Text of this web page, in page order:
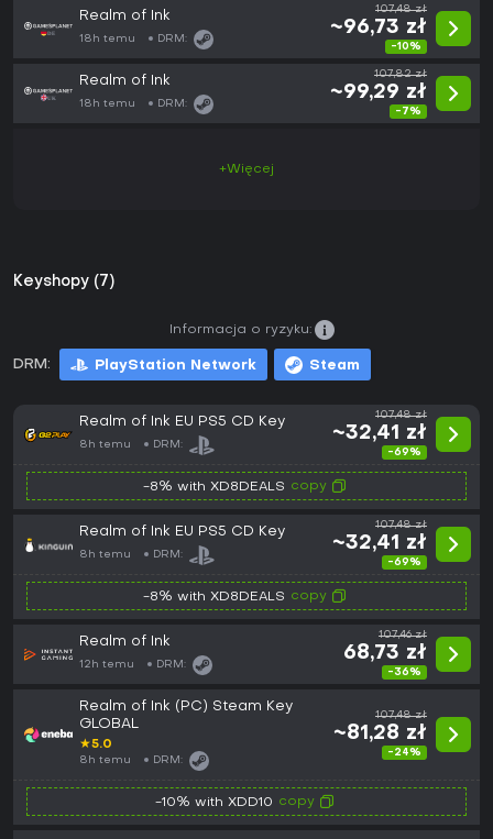
Realm of Ink
18h temu DRM:
107,48 zł
~96,73 zł
-10%
Realm of Ink
18h temu DRM:
107,82 zł
~99,29 zł
-7%
+Więcej
Keyshopy (7)
DRM: PlayStation Network Steam
Informacja o ryzyku:
Realm of Ink EU PS5 CD Key
8h temu DRM:
107,48 zł
~32,41 zł
-69%
-8% with XD8DEALS copy
Realm of Ink EU PS5 CD Key
8h temu DRM:
107,48 zł
~32,41 zł
-69%
-8% with XD8DEALS copy
Realm of Ink
12h temu DRM:
107,46 zł
68,73 zł
-36%
Realm of Ink (PC) Steam Key
GLOBAL
★5.0
8h temu DRM:
107,48 zł
~81,28 zł
-24%
-10% with XDD10 copy